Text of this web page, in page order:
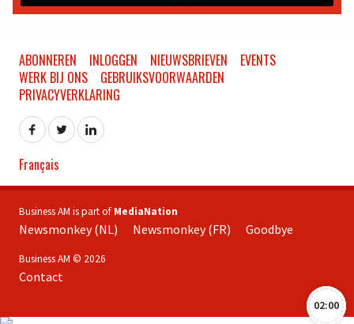
02:00
ABONNEREN INLOGGEN NIEUWSBRIEVEN
EVENTS
WERK BIJ ONS
GEBRUIKSVOORWAARDEN
PRIVACYVERKLARING
Français
Business AM is part of MediaNation
Newsmonkey (NL) Newsmonkey (FR) Goodbye
Business AM © 2026
Contact